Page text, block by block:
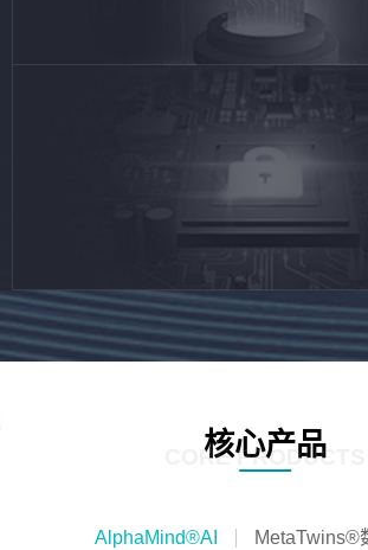
核心产品
CORE PRODUCTS
AlphaMind®AI MetaTwins®